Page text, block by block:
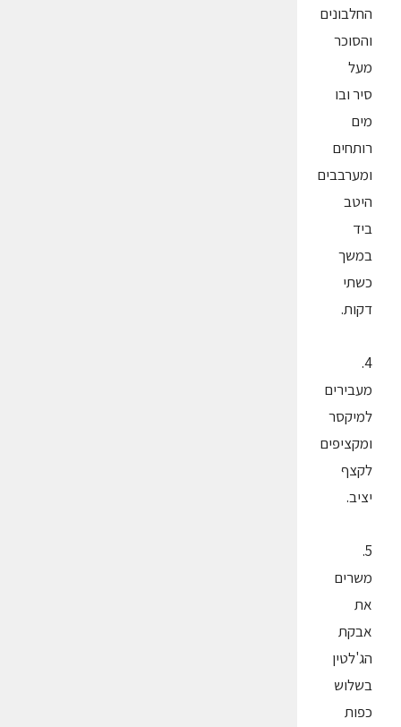
החלבונים
והסוכר
מעל
סיר ובו
מים
רותחים
ומערבבים
היטב
ביד
במשך
כשתי
דקות.
4.
מעבירים
למיקסר
ומקציפים
לקצף
יציב.
5.
משרים
את
אבקת
הג'לטין
בשלוש
כפות